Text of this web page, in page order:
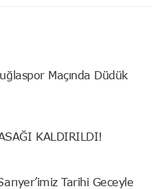
Maçında Düdük
KALDIRILDI!
Tarihi Geceyle